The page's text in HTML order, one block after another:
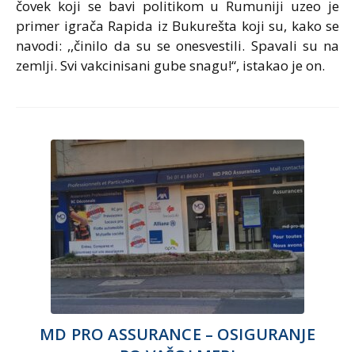
čovek koji se bavi politikom u Rumuniji uzeo je
primer igrača Rapida iz Bukurešta koji su, kako se
navodi: ,,činilo da su se onesvestili. Spavali su na
zemlji. Svi vakcinisani gube snagu!“, istakao je on.
MD PRO ASSURANCE – OSIGURANJE